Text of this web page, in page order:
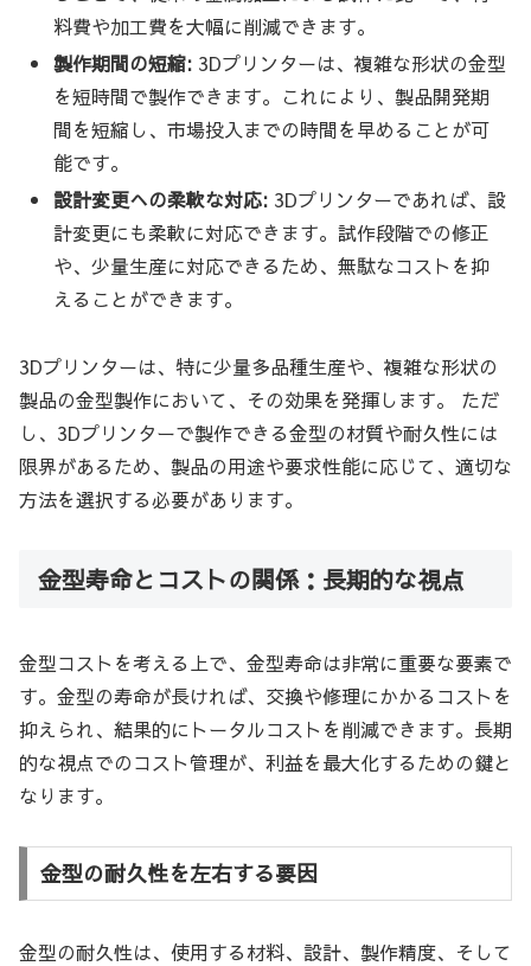
料費や加工費を大幅に削減できます。
製作期間の短縮: 3Dプリンターは、複雑な形状の金型
を短時間で製作できます。これにより、製品開発期
間を短縮し、市場投入までの時間を早めることが可
能です。
設計変更への柔軟な対応: 3Dプリンターであれば、設
計変更にも柔軟に対応できます。試作段階での修正
や、少量生産に対応できるため、無駄なコストを抑
えることができます。
3Dプリンターは、特に少量多品種生産や、複雑な形状の
製品の金型製作において、その効果を発揮します。 ただ
し、3Dプリンターで製作できる金型の材質や耐久性には
限界があるため、製品の用途や要求性能に応じて、適切な
方法を選択する必要があります。
金型寿命とコストの関係：長期的な視点
金型コストを考える上で、金型寿命は非常に重要な要素で
す。金型の寿命が長ければ、交換や修理にかかるコストを
抑えられ、結果的にトータルコストを削減できます。長期
的な視点でのコスト管理が、利益を最大化するための鍵と
なります。
金型の耐久性を左右する要因
金型の耐久性は、使用する材料、設計、製作精度、そして